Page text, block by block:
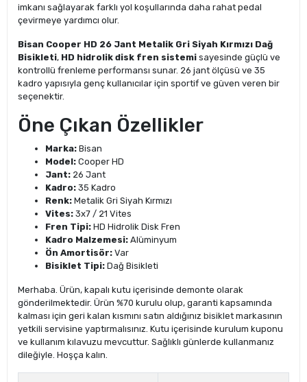
imkanı sağlayarak farklı yol koşullarında daha rahat pedal
çevirmeye yardımcı olur.
Bisan Cooper HD 26 Jant Metalik Gri Siyah Kırmızı Dağ
Bisikleti, HD hidrolik disk fren sistemi sayesinde güçlü ve
kontrollü frenleme performansı sunar. 26 jant ölçüsü ve 35
kadro yapısıyla genç kullanıcılar için sportif ve güven veren bir
seçenektir.
Öne Çıkan Özellikler
Marka: Bisan
Model: Cooper HD
Jant: 26 Jant
Kadro: 35 Kadro
Renk: Metalik Gri Siyah Kırmızı
Vites: 3x7 / 21 Vites
Fren Tipi: HD Hidrolik Disk Fren
Kadro Malzemesi: Alüminyum
Ön Amortisör: Var
Bisiklet Tipi: Dağ Bisikleti
Merhaba. Ürün, kapalı kutu içerisinde demonte olarak
gönderilmektedir. Ürün %70 kurulu olup, garanti kapsamında
kalması için geri kalan kısmını satın aldığınız bisiklet markasının
yetkili servisine yaptırmalısınız. Kutu içerisinde kurulum kuponu
ve kullanım kılavuzu mevcuttur. Sağlıklı günlerde kullanmanız
dileğiyle. Hoşça kalın.